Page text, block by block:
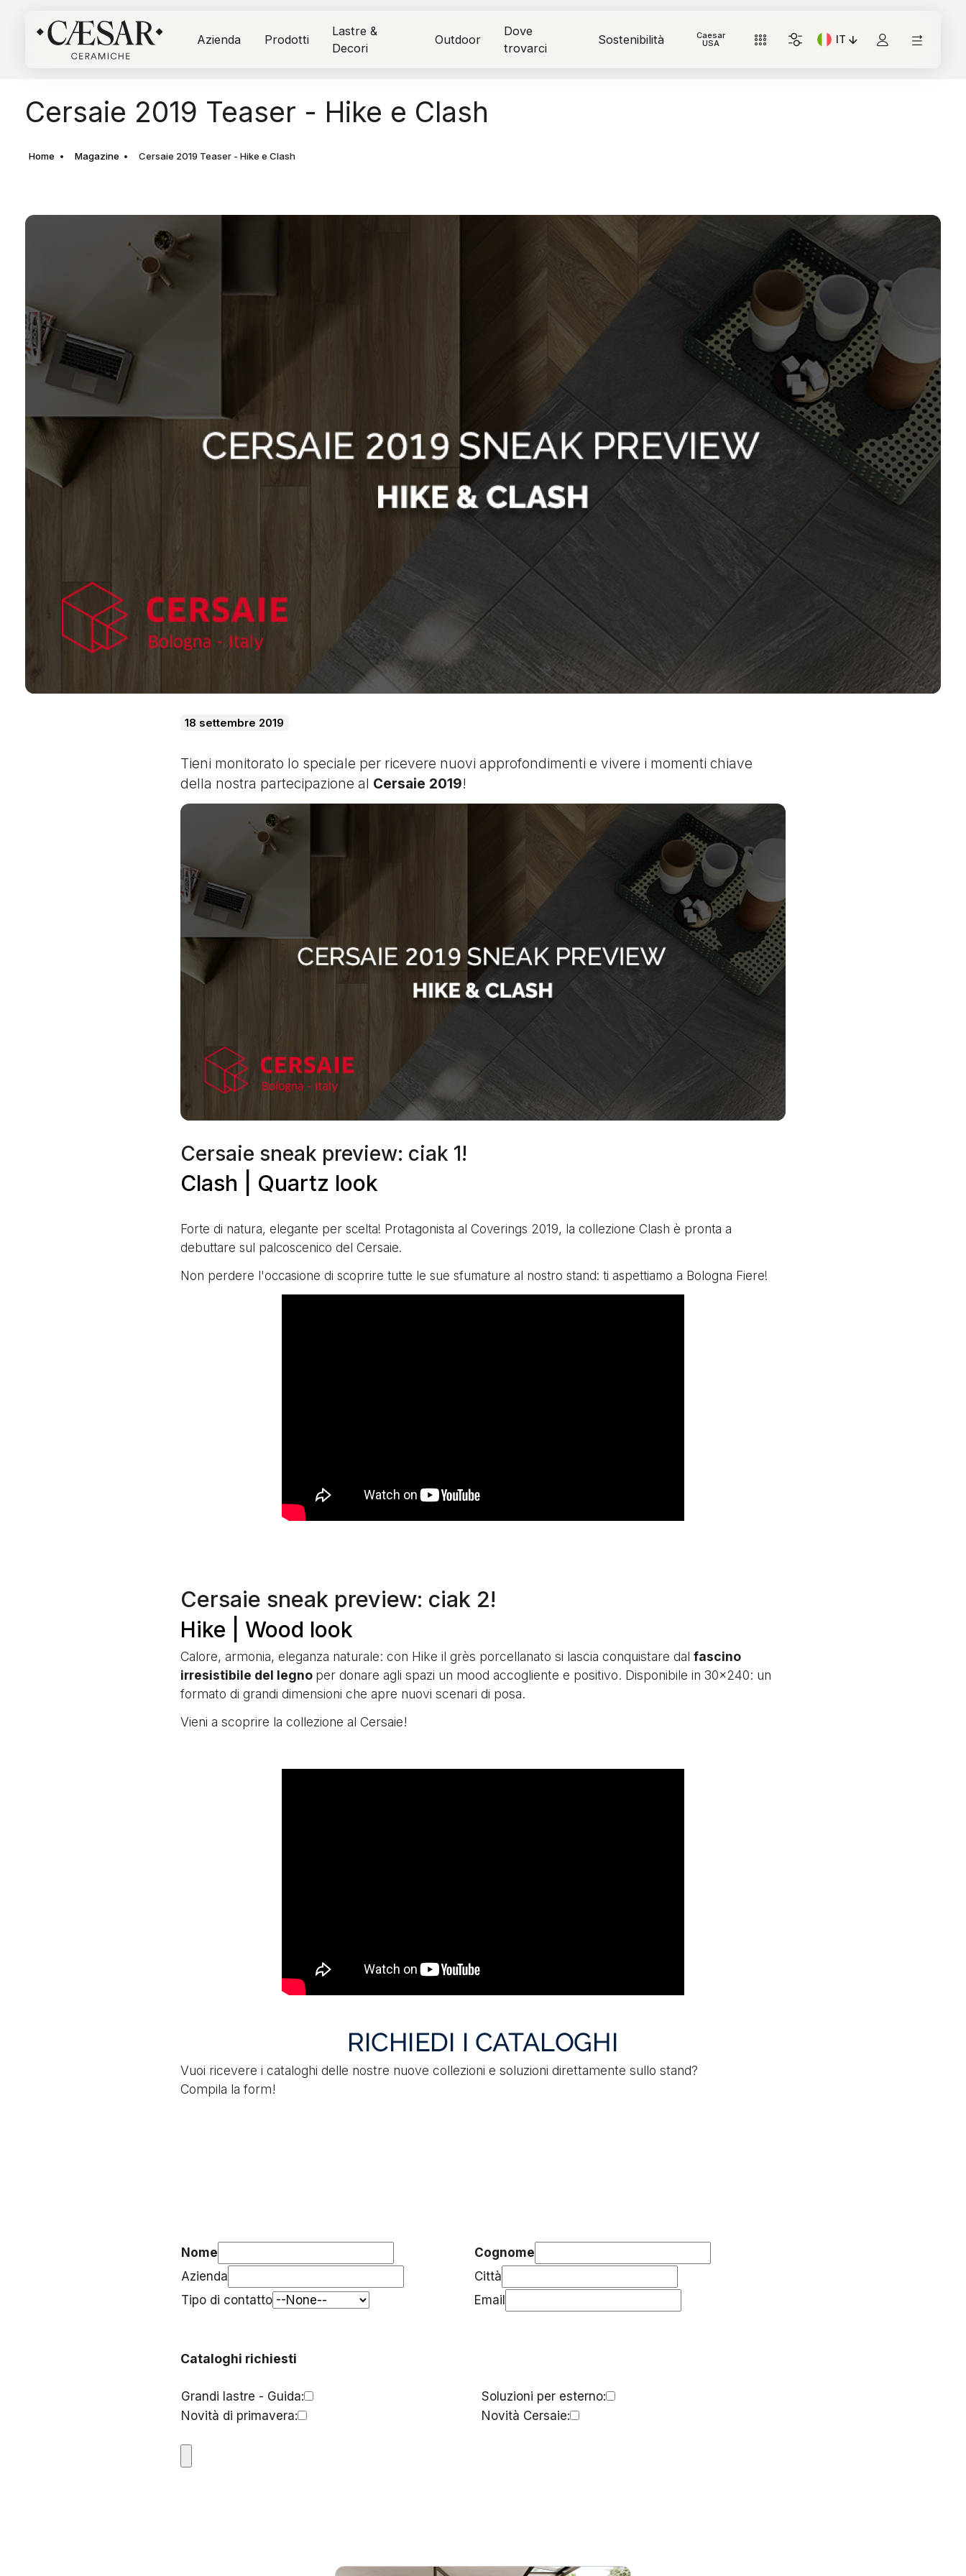
Azienda Prodotti
Lastre &
Decori
Outdoor
Dove
trovarci
Sostenibilità Caesar
USA IT
Lingua corrente: Italiano
Cersaie 2019 Teaser - Hike e Clash
Home Magazine Cersaie 2019 Teaser - Hike e Clash
18 settembre 2019
Tieni monitorato lo speciale per ricevere nuovi approfondimenti e vivere i momenti chiave
della nostra partecipazione al Cersaie 2019!
Cersaie sneak preview: ciak 1!
Clash | Quartz look
Forte di natura, elegante per scelta! Protagonista al Coverings 2019, la collezione Clash è pronta a
debuttare sul palcoscenico del Cersaie.
Non perdere l'occasione di scoprire tutte le sue sfumature al nostro stand: ti aspettiamo a Bologna Fiere!
Cersaie sneak preview: ciak 2!
Hike | Wood look
Calore, armonia, eleganza naturale: con Hike il grès porcellanato si lascia conquistare dal fascino
irresistibile del legno per donare agli spazi un mood accogliente e positivo. Disponibile in 30x240: un
formato di grandi dimensioni che apre nuovi scenari di posa.
Vieni a scoprire la collezione al Cersaie!
Vuoi ricevere i cataloghi delle nostre nuove collezioni e soluzioni direttamente sullo stand?
Compila la form!
Nome
Cognome
Azienda
Città
Tipo di contatto
Email
Cataloghi richiesti
Grandi lastre - Guida:
Soluzioni per esterno:
Novità di primavera:
Novità Cersaie: